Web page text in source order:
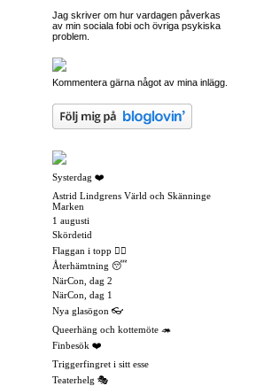
Jag skriver om hur vardagen påverkas
av min sociala fobi och övriga psykiska
problem.
Kommentera gärna något av mina inlägg.
Systerdag ❤️
Astrid Lindgrens Värld och Skänninge
Marken
1 augusti
Skördetid
Flaggan i topp 🏳️‍🌈
Återhämtning 😴
NärCon, dag 2
NärCon, dag 1
Nya glasögon 👓
Queerhäng och kottemöte 🦔
Finbesök ❤️
Triggerfingret i sitt esse
Teaterhelg 🎭